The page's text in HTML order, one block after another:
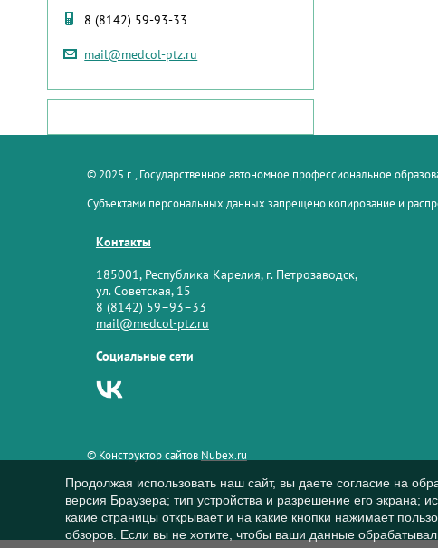
8 (8142) 59-93-33
mail@medcol-ptz.ru
© 2025 г., Государственное автономное профессиональное
Субъектами персональных данных запрещено копирование и
Контакты
185001, Республика Карелия, г. Петрозаводск,
ул. Советская, 15
8 (8142) 59–93–33
mail@medcol-ptz.ru
Социальные сети
© Конструктор сайтов Nubex.ru
Продолжая использовать наш сайт, вы даете согласие на
версия Браузера; тип устройства и разрешение его экрана;
какие страницы открывает и на какие кнопки нажимает
обзоров. Если вы не хотите, чтобы ваши данные